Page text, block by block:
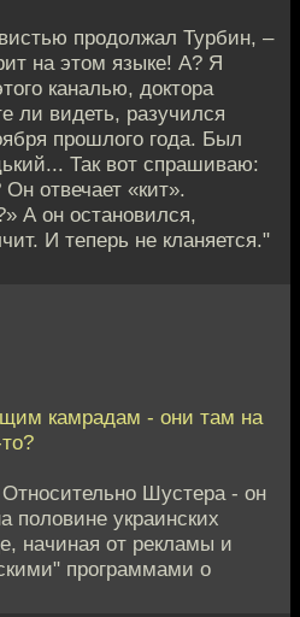
продолжал Турбин, –
на этом языке! А? Я
каналью, доктора
ли видеть, разучился
прошлого года. Был
Так вот спрашиваю:
Он отвечает «кит».
А он остановился,
И теперь не кланяется."
камрадам - они там на
Шустера - он
половине украинских
начиная от рекламы и
программами о